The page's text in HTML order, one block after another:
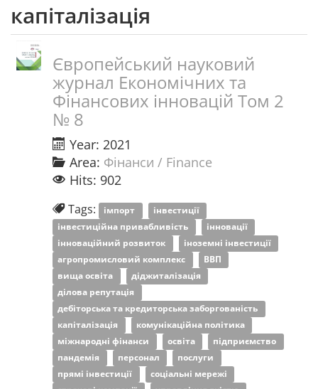
капіталізація
Європейський науковий
журнал Економічних та
Фінансових інновацій Том 2
№ 8
Year: 2021
Area: Фінанси / Finance
Hits: 902
Tags: імпорт
інвестиції
інвестиційна привабливість
інновації
інноваційний розвиток
іноземні інвестиції
агропромисловий комплекс
ВВП
вища освіта
діджиталізація
ділова репутація
дебіторська та кредиторська заборгованість
капіталізація
комунікаційна політика
міжнародні фінанси
освіта
підприємство
пандемія
персонал
послуги
прямі інвестиції
соціальні мережі